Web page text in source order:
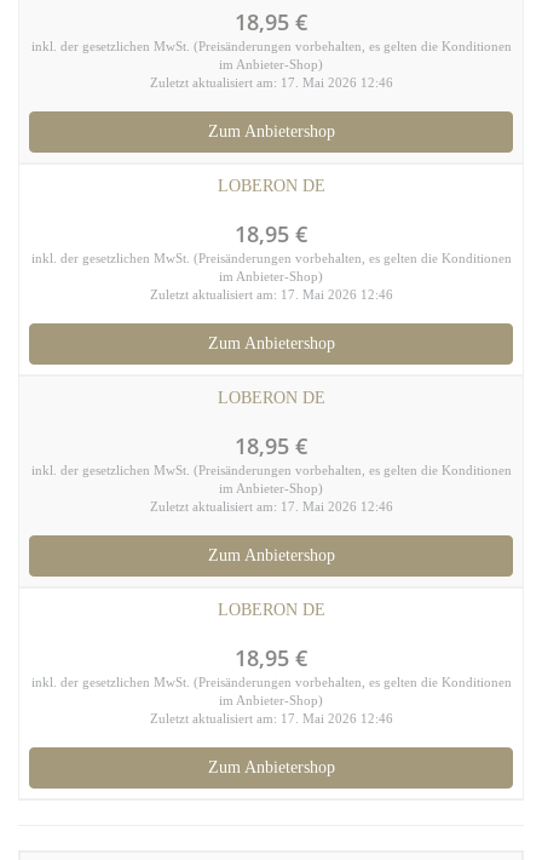
18,95 €
inkl. der gesetzlichen MwSt. (Preisänderungen vorbehalten, es gelten die Konditionen
im Anbieter-Shop)
Zuletzt aktualisiert am: 17. Mai 2026 12:46
Zum Anbietershop
LOBERON DE
18,95 €
inkl. der gesetzlichen MwSt. (Preisänderungen vorbehalten, es gelten die Konditionen
im Anbieter-Shop)
Zuletzt aktualisiert am: 17. Mai 2026 12:46
Zum Anbietershop
LOBERON DE
18,95 €
inkl. der gesetzlichen MwSt. (Preisänderungen vorbehalten, es gelten die Konditionen
im Anbieter-Shop)
Zuletzt aktualisiert am: 17. Mai 2026 12:46
Zum Anbietershop
LOBERON DE
18,95 €
inkl. der gesetzlichen MwSt. (Preisänderungen vorbehalten, es gelten die Konditionen
im Anbieter-Shop)
Zuletzt aktualisiert am: 17. Mai 2026 12:46
Zum Anbietershop